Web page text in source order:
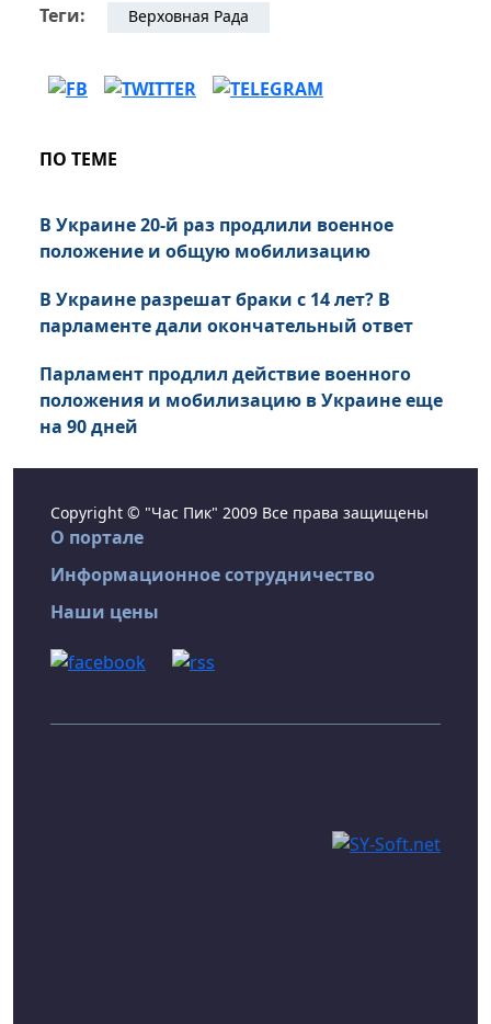
Теги: Верховная Рада
ПО ТЕМЕ
В Украине 20-й раз продлили военное
положение и общую мобилизацию
В Украине разрешат браки с 14 лет? В
парламенте дали окончательный ответ
Парламент продлил действие военного
положения и мобилизацию в Украине еще
на 90 дней
Copyright © "Час Пик" 2009 Все права защищены
О портале
Информационное сотрудничество
Наши цены